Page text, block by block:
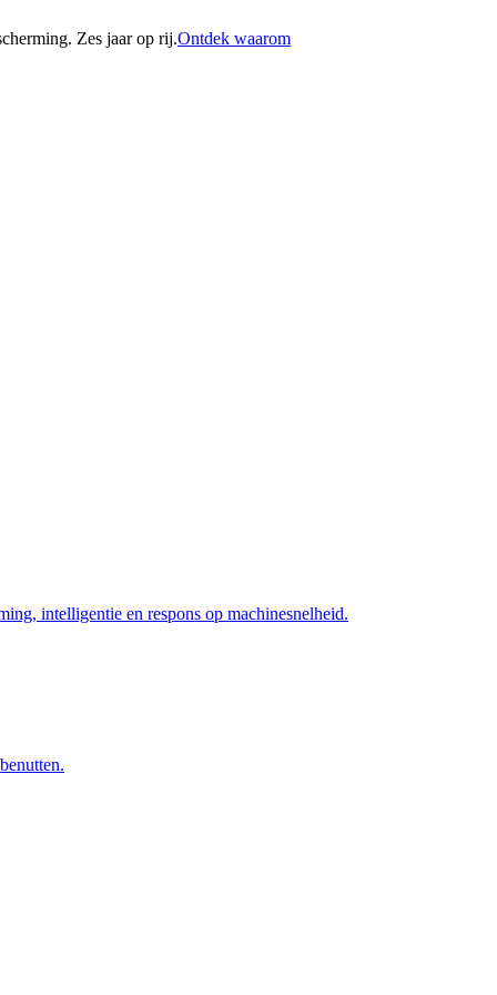
Zes jaar op rij.Ontdek waarom
intelligentie en respons op machinesnelheid.